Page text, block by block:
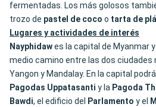
fermentadas. Los más golosos
trozo de pastel de coco o tarta de
Lugares y actividades de interés
Nayphidawes la capital de Myanmar
medio camino entre las dos ciudades
Yangon y Mandalay. En la capital
Pagodas Uppatasanti y la Pagoda
Bawdi, el edificio del Parlamento y el